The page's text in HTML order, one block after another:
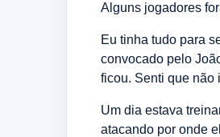
Alguns jogadores
Eu tinha tudo para
convocado pelo
ficou. Senti que não
Um dia estava
atacando por onde